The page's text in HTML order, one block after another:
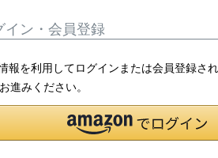
イン・会員登録
報を利用してログインまたは会員登録さ
進みください。